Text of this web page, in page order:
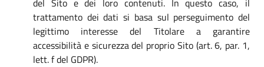
trattamento dei dati si basa sul perseguimento del
legittimo interesse del Titolare a garantire
accessibilità e sicurezza del proprio Sito (art. 6, par. 1,
lett. f del GDPR).